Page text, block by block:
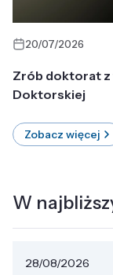
20/07/2026
Zrób doktorat z
Doktorskiej
Zobacz więcej
W
28/08/2026